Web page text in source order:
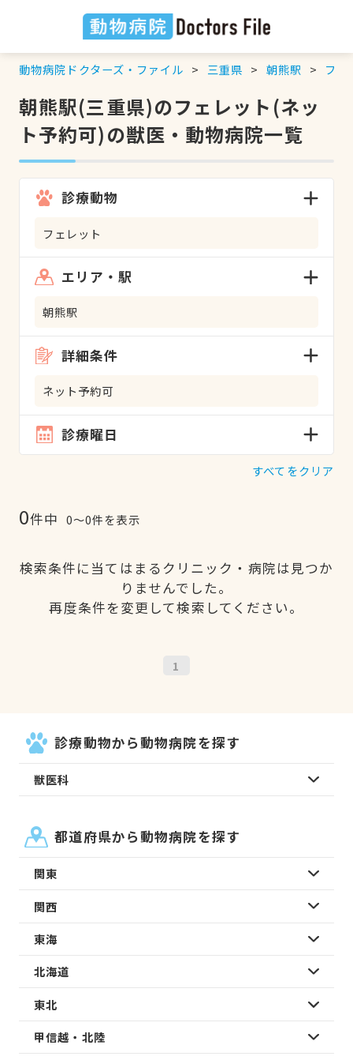
動物病院ドクターズ・ファイル 三重県 朝熊駅 フェ
朝熊駅(三重県)のフェレット(ネッ
ト予約可)の獣医・動物病院一覧
診療動物
フェレット
エリア・駅
朝熊駅
詳細条件
ネット予約可
診療曜日
すべてをクリア
0件中 0〜0件を表示
検索条件に当てはまるクリニック・病院は見つか
りませんでした。
再度条件を変更して検索してください。
1
診療動物から動物病院を探す
獣医科
都道府県から動物病院を探す
関東
関西
東海
北海道
東北
甲信越・北陸